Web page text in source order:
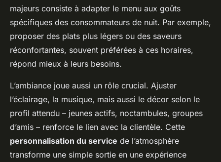
majeurs consiste à adapter le menu aux goûts
spécifiques des consommateurs de nuit. Par exemple,
proposer des plats plus légers ou des saveurs
réconfortantes, souvent préférées à ces horaires,
répond mieux à leurs besoins.
L’ambiance joue aussi un rôle crucial. Ajuster
l’éclairage, la musique, mais aussi le décor selon le
profil attendu – jeunes actifs, noctambules, groupes
d’amis – renforce le lien avec la clientèle. Cette
personnalisation du service de l’atmosphère
transforme une simple sortie en une expérience